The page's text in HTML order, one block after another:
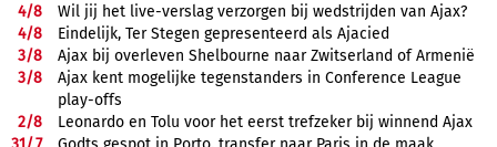
4/8
Wil jij het live-verslag verzorgen bij wedstrijden van Ajax?
4/8
Eindelijk, Ter Stegen gepresenteerd als Ajacied
3/8
Ajax bij overleven Shelbourne naar Zwitserland of Armenië
3/8
Ajax kent mogelijke tegenstanders in Conference League
play-offs
2/8
Leonardo en Tolu voor het eerst trefzeker bij winnend Ajax